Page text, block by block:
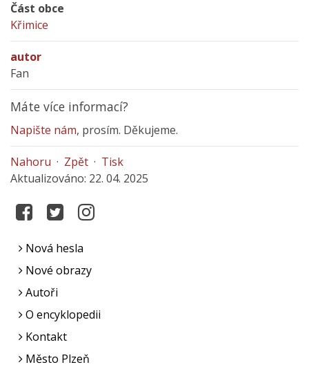
Část obce
Křimice
autor
Fan
Máte více informací?
Napište nám, prosím. Děkujeme.
Nahoru · Zpět · Tisk
Aktualizováno: 22. 04. 2025
Nová hesla
Nové obrazy
Autoři
O encyklopedii
Kontakt
Město Plzeň